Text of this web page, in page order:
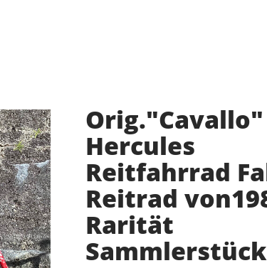
Orig."Cavallo"
Hercules
Reitfahrrad
Reitrad
Rarität
Sammlerstück